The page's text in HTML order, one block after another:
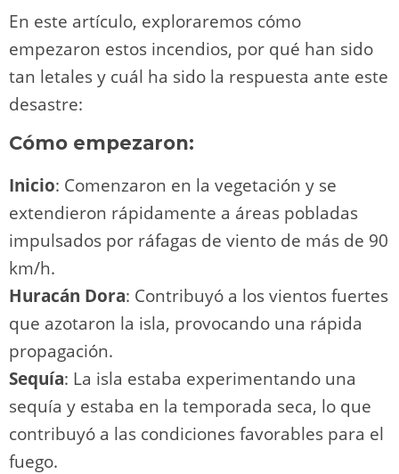
En este artículo, exploraremos cómo
empezaron estos incendios, por qué han sido
tan letales y cuál ha sido la respuesta ante este
desastre:
Cómo empezaron:
Inicio: Comenzaron en la vegetación y se
extendieron rápidamente a áreas pobladas
impulsados por ráfagas de viento de más de 90
km/h.
Huracán Dora: Contribuyó a los vientos fuertes
que azotaron la isla, provocando una rápida
propagación.
Sequía: La isla estaba experimentando una
sequía y estaba en la temporada seca, lo que
contribuyó a las condiciones favorables para el
fuego.